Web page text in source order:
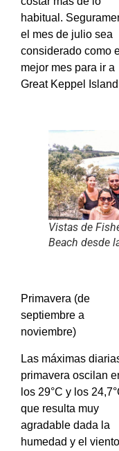
habitual.
el mes de julio sea
considerado como
mejor mes para ir a
Great Keppel
Vistas de
Beach desde
Primavera (de
septiembre a
noviembre)
Las máximas
primavera oscilan
los 29°C y los
que resulta muy
agradable dada la
humedad y el